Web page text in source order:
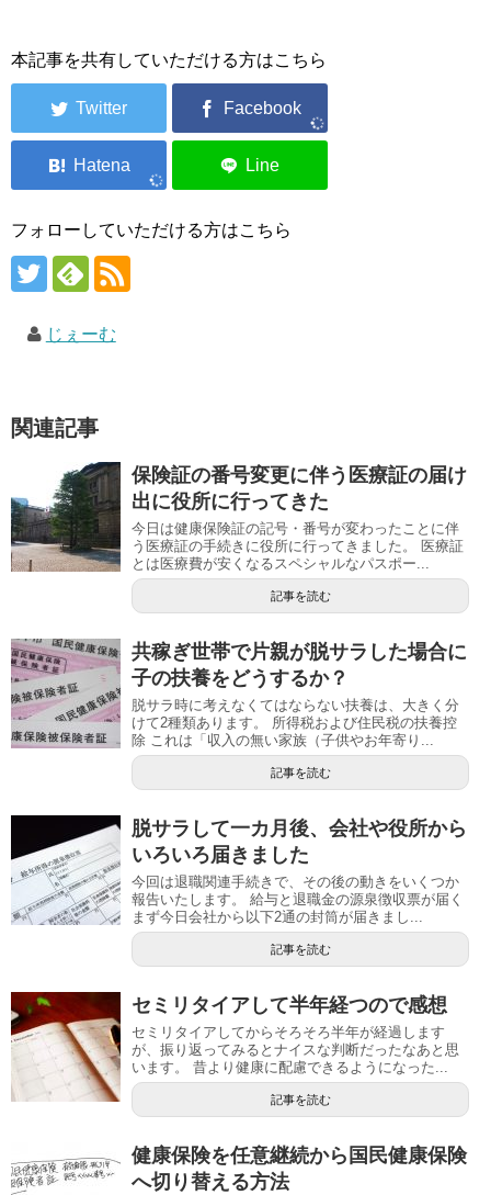
本記事を共有していただける方はこちら
フォローしていただける方はこちら
じぇーむ
関連記事
保険証の番号変更に伴う医療証の届け
出に役所に行ってきた
今日は健康保険証の記号・番号が変わったことに伴
う医療証の手続きに役所に行ってきました。 医療証
とは医療費が安くなるスペシャルなパスポー...
記事を読む
共稼ぎ世帯で片親が脱サラした場合に
子の扶養をどうするか？
脱サラ時に考えなくてはならない扶養は、大きく分
けて2種類あります。 所得税および住民税の扶養控
除 これは「収入の無い家族（子供やお年寄り...
記事を読む
脱サラして一カ月後、会社や役所から
いろいろ届きました
今回は退職関連手続きで、その後の動きをいくつか
報告いたします。 給与と退職金の源泉徴収票が届く
まず今日会社から以下2通の封筒が届きまし...
記事を読む
セミリタイアして半年経つので感想
セミリタイアしてからそろそろ半年が経過します
が、振り返ってみるとナイスな判断だったなあと思
います。 昔より健康に配慮できるようになった...
記事を読む
健康保険を任意継続から国民健康保険
へ切り替える方法